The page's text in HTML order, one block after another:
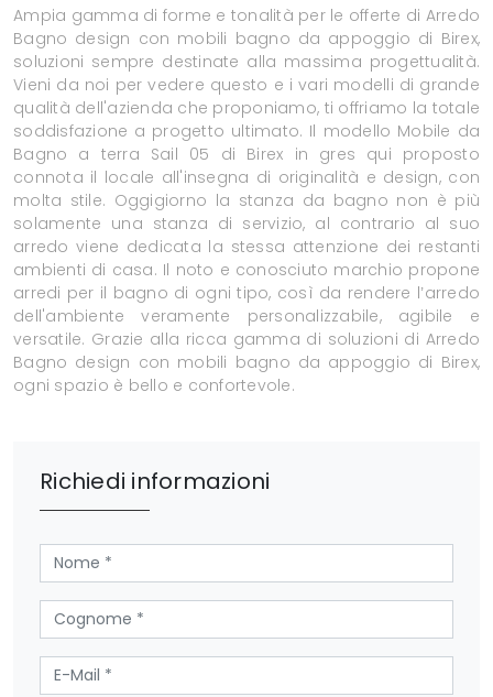
Ampia gamma di forme e tonalità per le offerte di Arredo
Bagno design con mobili bagno da appoggio di Birex,
soluzioni sempre destinate alla massima progettualità.
Vieni da noi per vedere questo e i vari modelli di grande
qualità dell'azienda che proponiamo, ti offriamo la totale
soddisfazione a progetto ultimato. Il modello Mobile da
Bagno a terra Sail 05 di Birex in gres qui proposto
connota il locale all'insegna di originalità e design, con
molta stile. Oggigiorno la stanza da bagno non è più
solamente una stanza di servizio, al contrario al suo
arredo viene dedicata la stessa attenzione dei restanti
ambienti di casa. Il noto e conosciuto marchio propone
arredi per il bagno di ogni tipo, così da rendere l’arredo
dell'ambiente veramente personalizzabile, agibile e
versatile. Grazie alla ricca gamma di soluzioni di Arredo
Bagno design con mobili bagno da appoggio di Birex,
ogni spazio è bello e confortevole.
Richiedi informazioni